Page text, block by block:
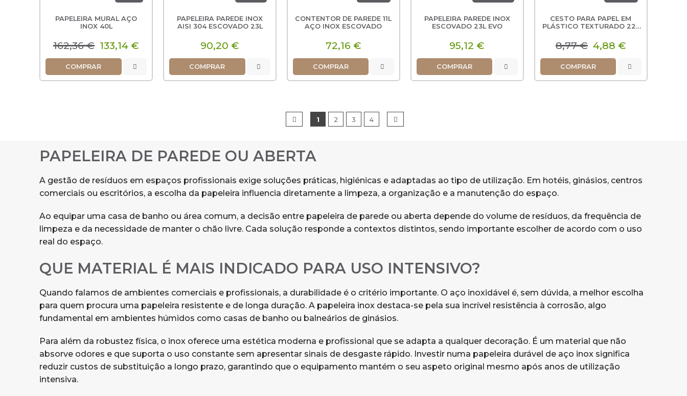
PAPELEIRA MURAL AÇO
INOX 40L
162,36 € 133,14 €
COMPRAR
PAPELEIRA PAREDE INOX
AISI 304 ESCOVADO 23L
90,20 €
COMPRAR
CONTENTOR DE PAREDE 11L
AÇO INOX ESCOVADO
72,16 €
COMPRAR
PAPELEIRA PAREDE INOX
ESCOVADO 23L EVO
95,12 €
COMPRAR
CESTO PARA PAPEL EM
PLÁSTICO TEXTURADO 22L
8,77 € 4,88 €
COMPRAR
1 2 3 4
PAPELEIRA DE PAREDE OU ABERTA
A gestão de resíduos em espaços profissionais exige soluções práticas, higiénicas e adaptadas ao tipo de utilização. Em hotéis, ginásios, centros
comerciais ou escritórios, a escolha da papeleira influencia diretamente a limpeza, a organização e a manutenção do espaço.
Ao equipar uma casa de banho ou área comum, a decisão entre papeleira de parede ou aberta depende do volume de resíduos, da frequência de
limpeza e da necessidade de manter o chão livre. Cada solução responde a contextos distintos, sendo importante escolher de acordo com o uso
real do espaço.
QUE MATERIAL É MAIS INDICADO PARA USO INTENSIVO?
Quando falamos de ambientes comerciais e profissionais, a durabilidade é o critério importante. O aço inoxidável é, sem dúvida, a melhor escolha
para quem procura uma papeleira resistente e de longa duração. A papeleira inox destaca-se pela sua incrível resistência à corrosão, algo
fundamental em ambientes húmidos como casas de banho ou balneários de ginásios.
Para além da robustez física, o inox oferece uma estética moderna e profissional que se adapta a qualquer decoração. É um material que não
absorve odores e que suporta o uso constante sem apresentar sinais de desgaste rápido. Investir numa papeleira durável de aço inox significa
reduzir custos de substituição a longo prazo, garantindo que o equipamento mantém o seu aspeto original mesmo após anos de utilização
intensiva.